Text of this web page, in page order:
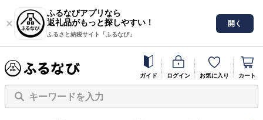
ふるなびアプリなら
返礼品がもっと探しやすい！
ふるさと納税サイト「ふるなび」
開く
ガイド ログイン お気に入り カート
キーワードを入力